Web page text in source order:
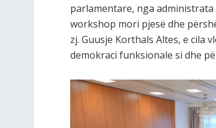
parlamentare, nga
workshop mori pjesë dhe
zj. Guusje Korthals Altes, e cila
demokraci funksionale si dhe